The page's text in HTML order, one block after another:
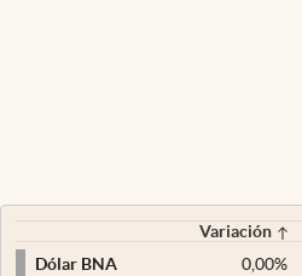
Variación
Dólar BNA
0,00%